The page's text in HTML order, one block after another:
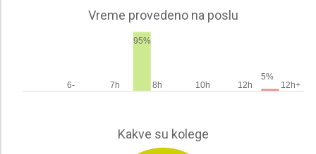
Vreme provedeno na poslu
6- 7h
95%
8h 10h 12h
5%
12h+
Kakve su kolege